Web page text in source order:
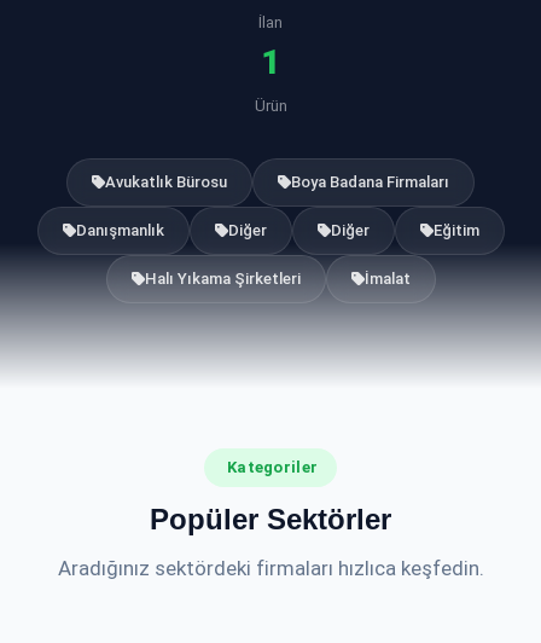
İlan
1
Ürün
Avukatlık Bürosu Boya Badana Firmaları
Danışmanlık Diğer Diğer Eğitim
Halı Yıkama Şirketleri İmalat
Kategoriler
Popüler Sektörler
Aradığınız sektördeki firmaları hızlıca keşfedin.